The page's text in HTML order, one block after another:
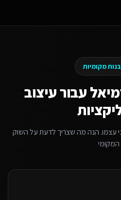
מקומיות
עבורעיצוב
עצמו. הנה מה שצריך לדעת על השוק
המקומי